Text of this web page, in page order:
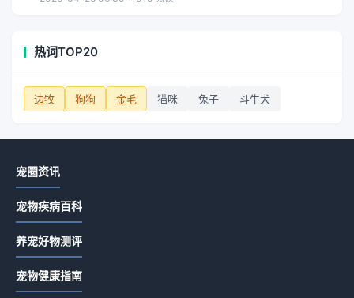
热词TOP20
边牧 狗狗 金毛 猫咪 兔子 斗牛犬
宠圈资讯
宠物疾病百科
养宠好物测评
宠物健康指南